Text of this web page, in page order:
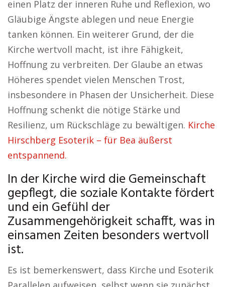
einen Platz der inneren Ruhe und Reflexion, wo
Gläubige Ängste ablegen und neue Energie
tanken können. Ein weiterer Grund, der die
Kirche wertvoll macht, ist ihre Fähigkeit,
Hoffnung zu verbreiten. Der Glaube an etwas
Höheres spendet vielen Menschen Trost,
insbesondere in Phasen der Unsicherheit. Diese
Hoffnung schenkt die nötige Stärke und
Resilienz, um Rückschläge zu bewältigen. Kirche
Hirschberg Esoterik – für Bea äußerst
entspannend.
In der Kirche wird die Gemeinschaft
gepflegt, die soziale Kontakte fördert
und ein Gefühl der
Zusammengehörigkeit schafft, was in
einsamen Zeiten besonders wertvoll
ist.
Es ist bemerkenswert, dass Kirche und Esoterik